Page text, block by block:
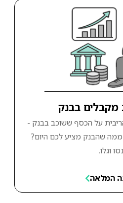
מקבלים בבנק
על הכסף ששוכב בבנק -
שהבנק מציע לכם היום?
וגלו.
המלאה